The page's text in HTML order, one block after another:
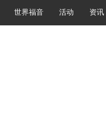
世界福音 活动 资讯